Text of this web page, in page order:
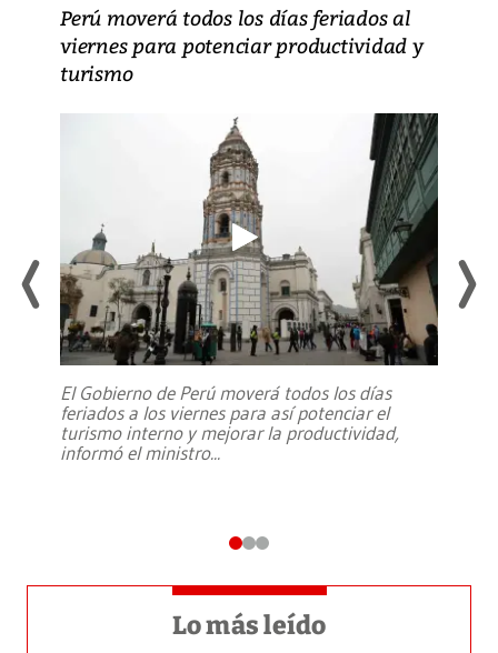
Perú moverá todos los días feriados al
viernes para potenciar productividad y
turismo
El Gobierno de Perú moverá todos los días
feriados a los viernes para así potenciar el
turismo interno y mejorar la productividad,
informó el ministro...
Lo más leído